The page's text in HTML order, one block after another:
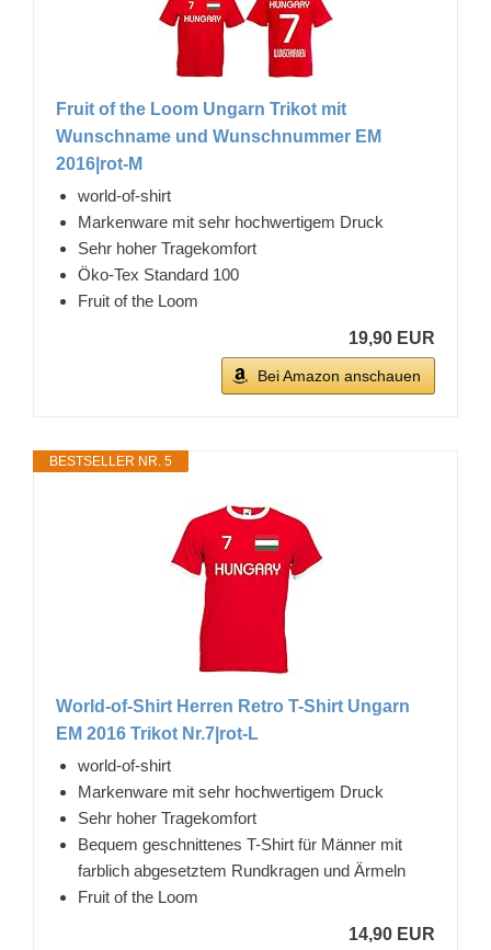
Fruit of the Loom Ungarn Trikot mit
Wunschname und Wunschnummer EM
2016|rot-M
world-of-shirt
Markenware mit sehr hochwertigem Druck
Sehr hoher Tragekomfort
Öko-Tex Standard 100
Fruit of the Loom
19,90 EUR
Bei Amazon anschauen
BESTSELLER NR. 5
World-of-Shirt Herren Retro T-Shirt Ungarn
EM 2016 Trikot Nr.7|rot-L
world-of-shirt
Markenware mit sehr hochwertigem Druck
Sehr hoher Tragekomfort
Bequem geschnittenes T-Shirt für Männer mit
farblich abgesetztem Rundkragen und Ärmeln
Fruit of the Loom
14,90 EUR